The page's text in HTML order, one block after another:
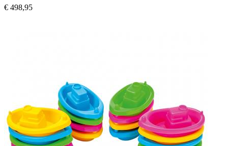
€ 498,95